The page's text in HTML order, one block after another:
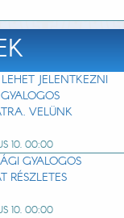
JELENTKEZNI
VELÜNK
10. 00:00
GYALOGOS
RÉSZLETES
10. 00:00